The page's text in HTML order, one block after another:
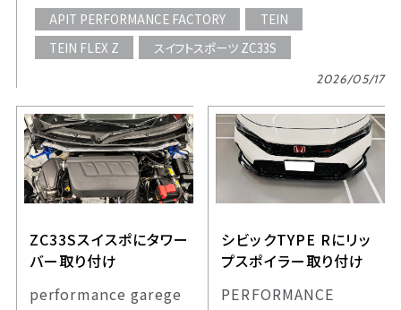
2026/05/17
APIT PERFORMANCE FACTORY
TEIN
TEIN FLEX Z
スイフトスポーツ ZC33S
ZC33Sスイスポにタワー
バー取り付け
performance garege
シビックTYPE Rにリッ
プスポイラー取り付け
PERFORMANCE